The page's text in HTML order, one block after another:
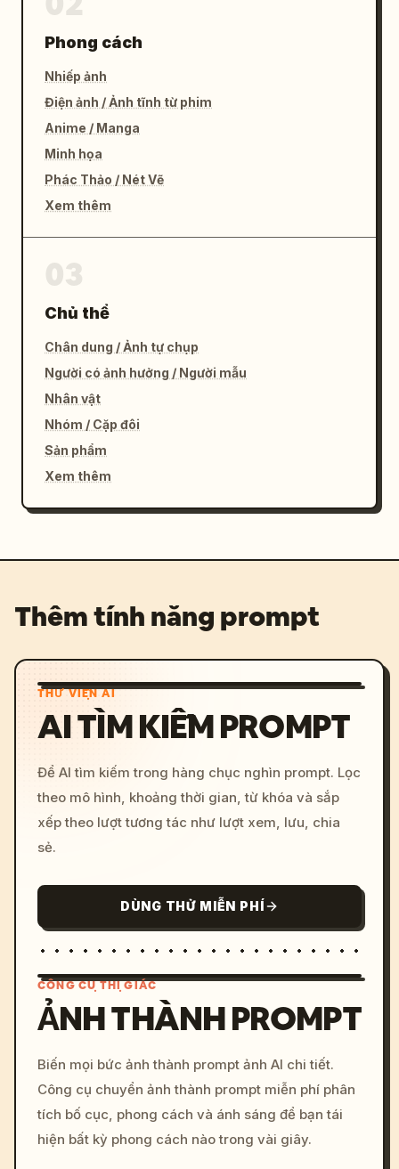
Phong cách
Nhiếp ảnh
Điện ảnh / Ảnh tĩnh từ phim
Anime / Manga
Minh họa
Phác Thảo / Nét Vẽ
Xem thêm
Chủ thể
Chân dung / Ảnh tự chụp
Người có ảnh hưởng / Người mẫu
Nhân vật
Nhóm / Cặp đôi
Sản phẩm
Xem thêm
Thêm tính năng prompt
THƯ VIỆN AI
AI TÌM KIẾM PROMPT
Để AI tìm kiếm trong hàng chục nghìn prompt. Lọc
theo mô hình, khoảng thời gian, từ khóa và sắp
xếp theo lượt tương tác như lượt xem, lưu, chia
sẻ.
DÙNG THỬ MIỄN PHÍ
c, cyberpunk sunset, neon
colors, 8k --v 6.0
CÔNG CỤ THỊ GIÁC
ẢNH THÀNH PROMPT
Biến mọi bức ảnh thành prompt ảnh AI chi tiết.
Công cụ chuyển ảnh thành prompt miễn phí phân
tích bố cục, phong cách và ánh sáng để bạn tái
hiện bất kỳ phong cách nào trong vài giây.